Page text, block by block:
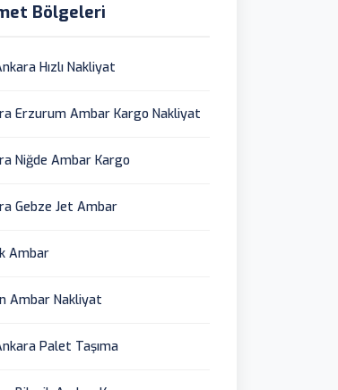
Bölgeleri
Hızlı Nakliyat
Erzurum Ambar Kargo Nakliyat
Niğde Ambar Kargo
Gebze Jet Ambar
Ambar
Ambar Nakliyat
Palet Taşıma